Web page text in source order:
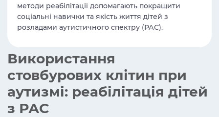
методи реабілітації допомагають покращити
соціальні навички та якість життя дітей з
розладами аутистичного спектру (РАС).
Використання
стовбурових клітин при
аутизмі: реабілітація дітей
з РАС